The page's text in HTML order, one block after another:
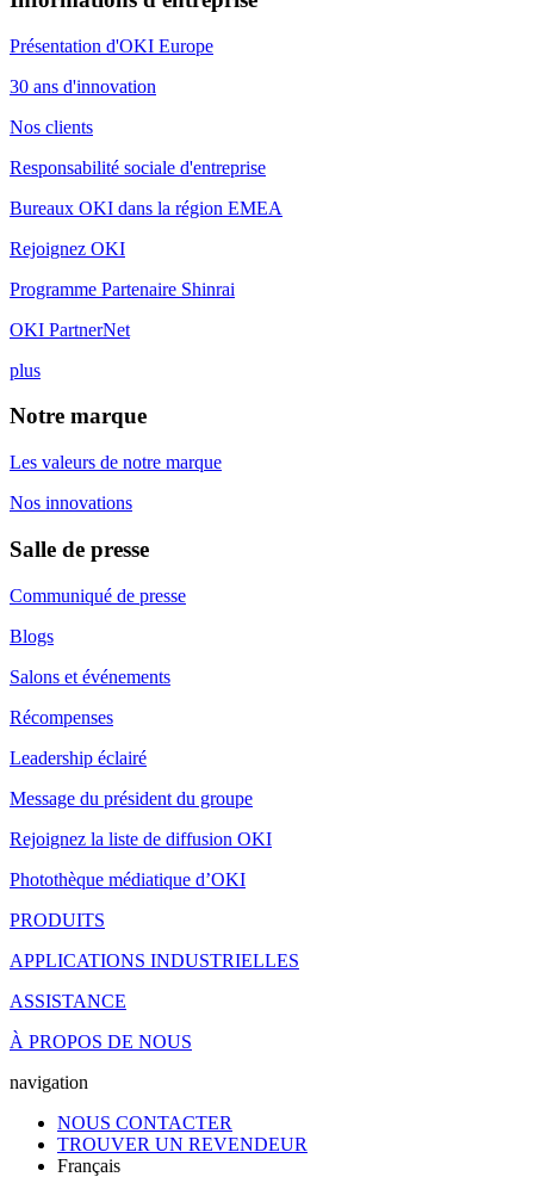
Présentation d'OKI Europe
30 ans d'innovation
Nos clients
Responsabilité sociale d'entreprise
Bureaux OKI dans la région EMEA
Rejoignez OKI
Programme Partenaire Shinrai
OKI PartnerNet
plus
Notre marque
Les valeurs de notre marque
Nos innovations
Salle de presse
Communiqué de presse
Blogs
Salons et événements
Récompenses
Leadership éclairé
Message du président du groupe
Rejoignez la liste de diffusion OKI
Photothèque médiatique d’OKI
PRODUITS
APPLICATIONS INDUSTRIELLES
ASSISTANCE
À PROPOS DE NOUS
navigation
NOUS CONTACTER
TROUVER UN REVENDEUR
Français